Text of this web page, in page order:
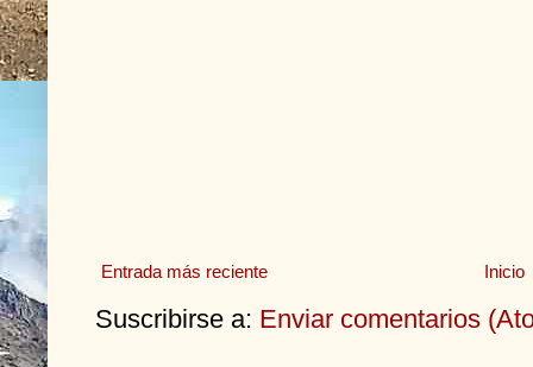
Entrada más reciente Inicio
Suscribirse a: Enviar comentarios